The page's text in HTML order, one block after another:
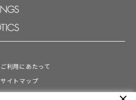
ご利用にあたって
サイトマップ
プライバシーポリシー